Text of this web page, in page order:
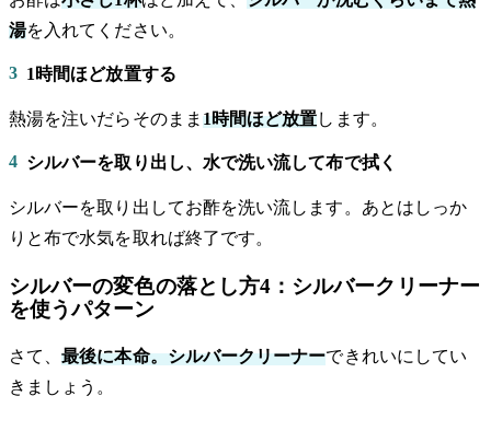
湯を入れてください。
3 1時間ほど放置する
熱湯を注いだらそのまま 1時間ほど放置します。
4 シルバーを取り出し、水で洗い流して布で拭く
シルバーを取り出してお酢を洗い流します。あとはしっか
りと布で水気を取れば終了です。
シルバーの変色の落とし方4：シルバークリーナー
を使うパターン
さて、最後に本命。シルバークリーナーできれいにしてい
きましょう。